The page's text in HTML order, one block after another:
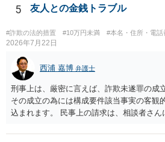
良いかと思います。
5 友人との金銭トラブル
#詐欺の法的措置 #10万円未満 #本名・住所・電話
2026年7月22日
西浦 嘉博 弁護士
刑事上は、厳密に言えば、詐欺未遂罪の成
その成立の為には構成要件該当事実の客観
込まれます。 民事上の請求は、相談者さ
い場合、最寄りの法律事務所での相談を検